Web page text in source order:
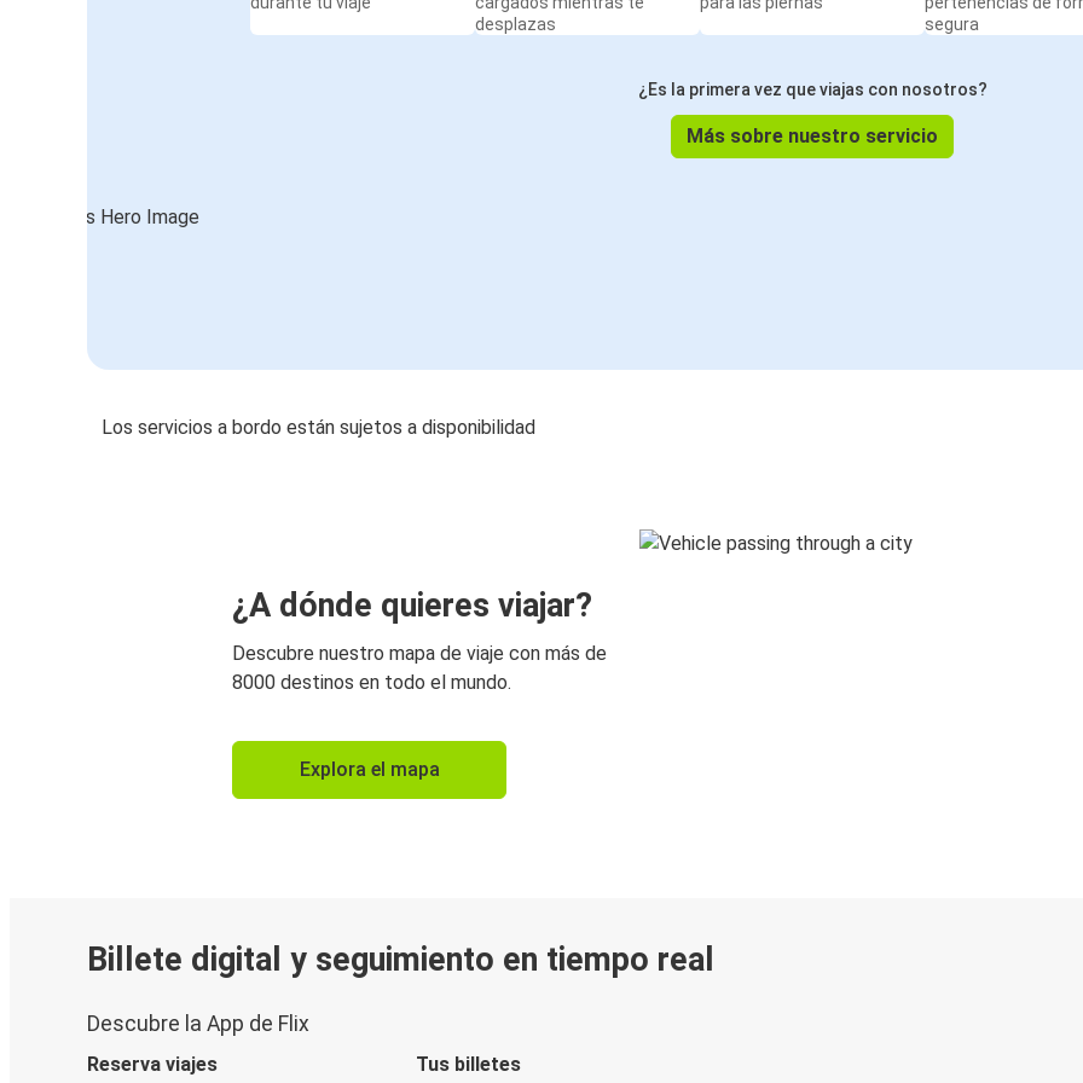
desplazas
segura
¿Es la primera vez que viajas con nosotros?
Más sobre nuestro servicio
Los servicios a bordo están sujetos a disponibilidad
¿A dónde quieres viajar?
Descubre nuestro mapa de viaje con más de
8000 destinos en todo el mundo.
Explora el mapa
Billete digital y seguimiento en tiempo real
Descubre la App de Flix
Reserva viajes Tus billetes